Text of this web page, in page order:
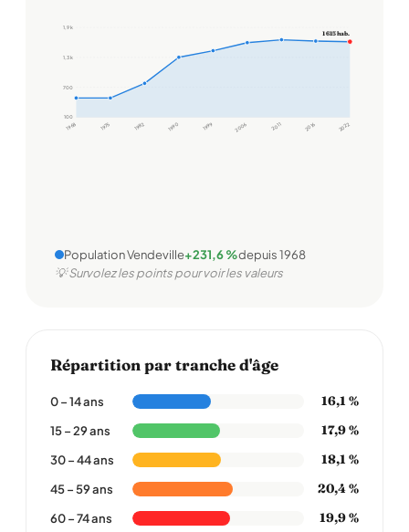
100
700
1,3 k
1,9 k
1968 1975 1982 1990 1999 2006 2011 2016 2022
1 615 hab.
Population Vendeville+231,6 %depuis 1968
💡 Survolez les points pour voir les valeurs
Répartition par tranche d'âge
0 – 14 ans 16,1 %
15 – 29 ans 17,9 %
30 – 44 ans 18,1 %
45 – 59 ans 20,4 %
60 – 74 ans 19,9 %